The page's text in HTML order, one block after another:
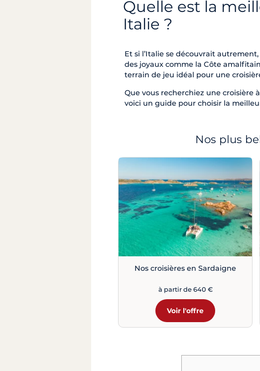
Quelle est la
Italie ?
Et si l’Italie se découvrait
des joyaux comme la Côte
terrain de jeu idéal pour une
Que vous recherchiez une croisière
voici un guide pour choisir la
Nos plus
Nos croisières en Sardaigne
à partir de 640 €
Voir l'offre